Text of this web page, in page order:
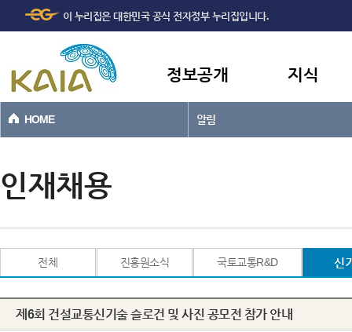
본문바로가기
이 누리집은 대한민국 공식 전자정부 누리집입니다.
정보공개 지식
HOME 알림
인재채용
전체 진흥원소식 국토교통R&D 신
제6회 건설교통신기술 슬로건 및 사진 공모전 참가 안내